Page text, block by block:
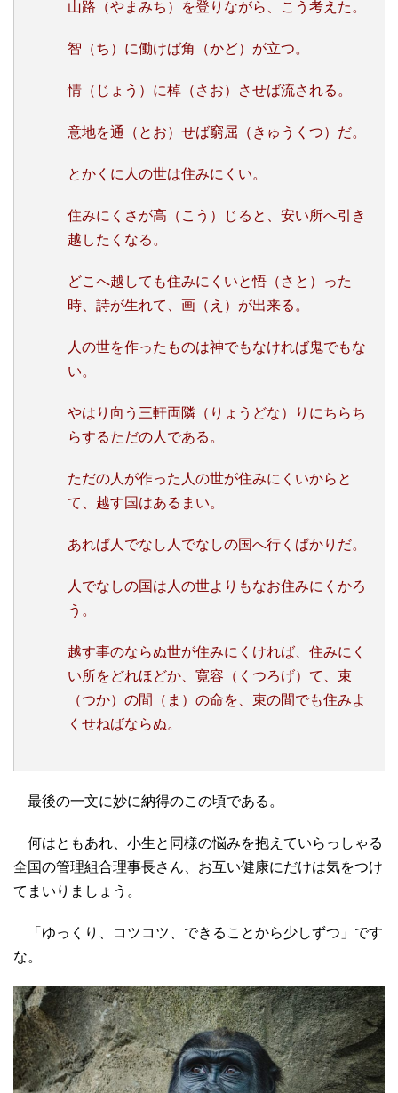
山路（やまみち）を登りながら、こう考えた。
智（ち）に働けば角（かど）が立つ。
情（じょう）に棹（さお）させば流される。
意地を通（とお）せば窮屈（きゅうくつ）だ。
とかくに人の世は住みにくい。
住みにくさが高（こう）じると、安い所へ引き
越したくなる。
どこへ越しても住みにくいと悟（さと）った
時、詩が生れて、画（え）が出来る。
人の世を作ったものは神でもなければ鬼でもな
い。
やはり向う三軒両隣（りょうどな）りにちらち
らするただの人である。
ただの人が作った人の世が住みにくいからと
て、越す国はあるまい。
あれば人でなし人でなしの国へ行くばかりだ。
人でなしの国は人の世よりもなお住みにくかろ
う。
越す事のならぬ世が住みにくければ、住みにく
い所をどれほどか、寛容（くつろげ）て、束
（つか）の間（ま）の命を、束の間でも住みよ
くせねばならぬ。
最後の一文に妙に納得のこの頃である。
何はともあれ、小生と同様の悩みを抱えていらっしゃる
全国の管理組合理事長さん、お互い健康にだけは気をつけ
てまいりましょう。
「ゆっくり、コツコツ、できることから少しずつ」です
な。